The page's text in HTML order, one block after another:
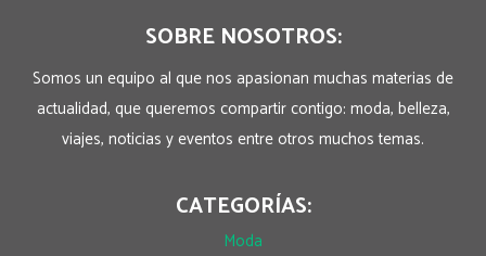
SOBRE NOSOTROS:
Somos un equipo al que nos apasionan muchas materias de
actualidad, que queremos compartir contigo: moda, belleza,
viajes, noticias y eventos entre otros muchos temas.
CATEGORÍAS:
Moda